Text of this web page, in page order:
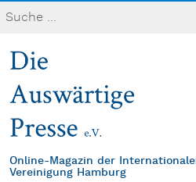
Online-Magazin der
Vereinigung Hamburg